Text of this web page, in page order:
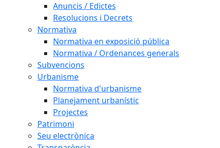
Anuncis / Edictes
Resolucions i Decrets
Normativa
Normativa en exposició pública
Normativa / Ordenances generals
Subvencions
Urbanisme
Normativa d'urbanisme
Planejament urbanístic
Projectes
Patrimoni
Seu electrònica